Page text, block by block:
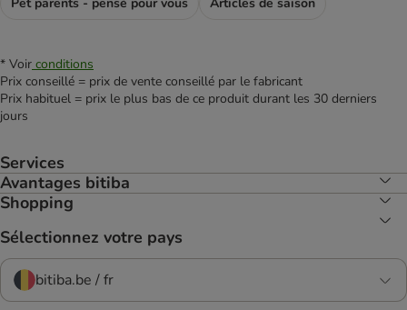
* Voir conditions
Prix conseillé = prix de vente conseillé par le fabricant
Prix habituel = prix le plus bas de ce produit durant les 30 derniers
jours
Services
Avantages bitiba
Shopping
Sélectionnez votre pays
bitiba.be / fr